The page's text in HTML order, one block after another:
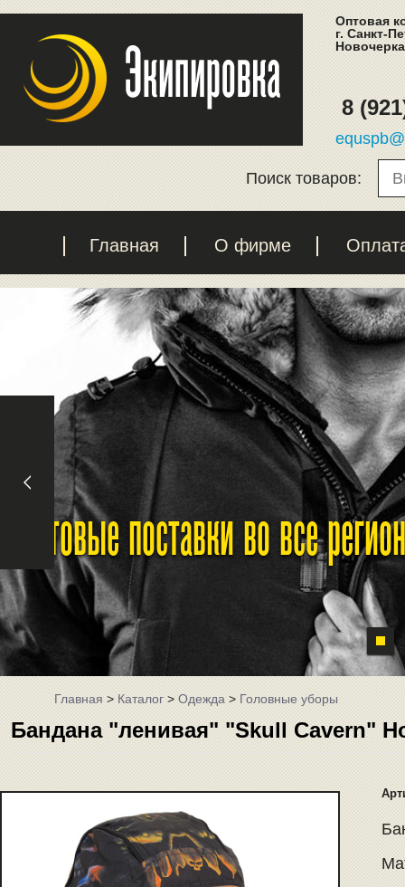
Оптовая
г. Санкт-
8
Поиск товаров:
Главная О фирме
Оптовые поставки во все
Главная>Каталог>Одежда>Головные уборы
Бандана "ленивая" "Skull Cavern"